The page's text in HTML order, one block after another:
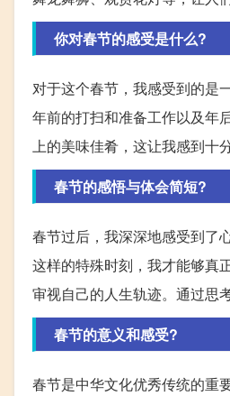
你对春节的感受是什么?
对于这个春节，我感受到的是
年前的打扫和准备工作以及年
上的美味佳肴，这让我感到十
春节的感悟与体会简短?
春节过后，我深深地感受到了
这样的特殊时刻，我才能够真
审视自己的人生轨迹。通过思
春节的意义和感受?
春节是中华文化优秀传统的重